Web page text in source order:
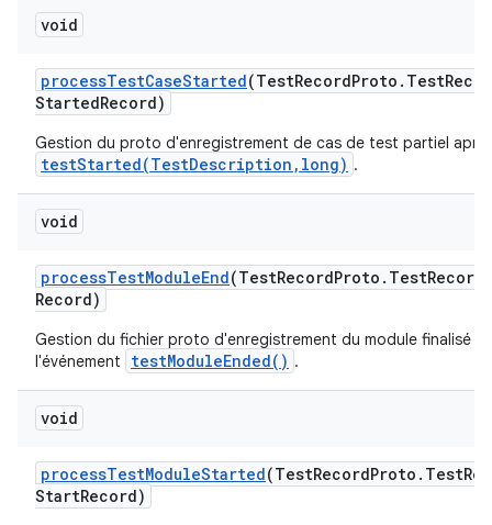
void
processTestCaseStarted(TestRecordProto . Test
StartedRecord)
Gestion du proto d'enregistrement de cas de test partiel
testStarted(TestDescription,long) .
void
processTestModuleEnd(TestRecordProto . TestRecord
Record)
Gestion du fichier proto d'enregistrement du module finalisé
l'événement
testModuleEnded() .
void
processTestModuleStarted(TestRecordProto . Test
StartRecord)